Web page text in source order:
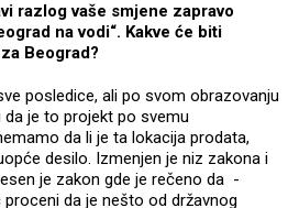
razlog vaše smjene zapravo
na vodi“. Kakve će biti
Beograd?
posledice, ali po svom obrazovanju
je to projekt po svemu
da li je ta lokacija prodata,
desilo. Izmenjen je niz zakona i
je zakon gde je rečeno da -
da je nešto od državnog